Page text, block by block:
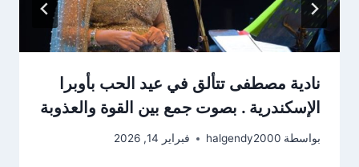
نادية مصطفى تتألق في عيد الحب بأوبرا
الإسكندرية . بصوت جمع بين القوة والعذوبة
بواسطة halgendy2000 فبراير 14, 2026